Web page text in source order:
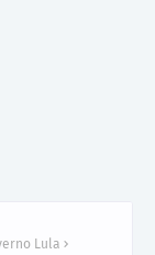
Lula